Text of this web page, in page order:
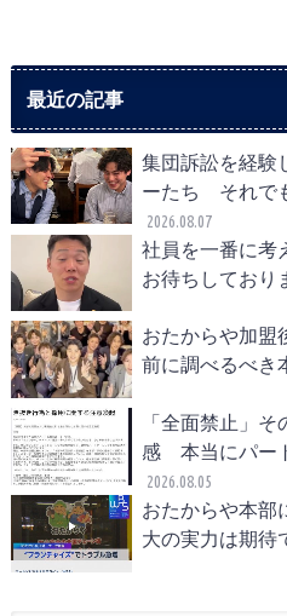
最近の記事
集団訴訟を経験
ーたち それで
2026.08.07
社員を一番に考
お待ちしており
おたからや加
前に調べるべき
「全面禁止」
感 本当にパー
2026.08.05
おたからや本
大の実力は期待